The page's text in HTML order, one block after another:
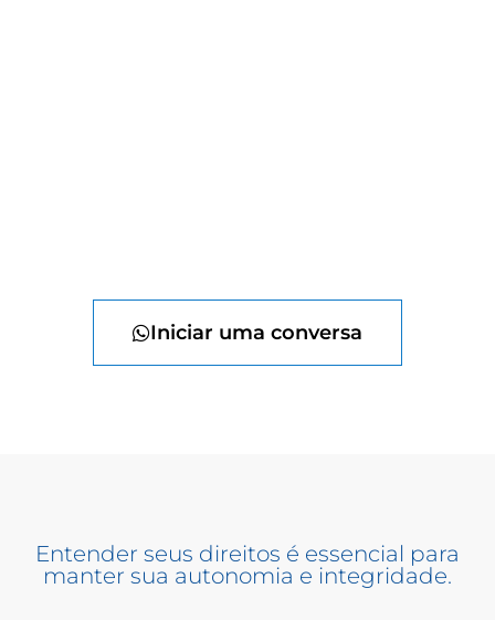
Iniciar uma conversa
Entender seus direitos é essencial para
manter sua autonomia e integridade.